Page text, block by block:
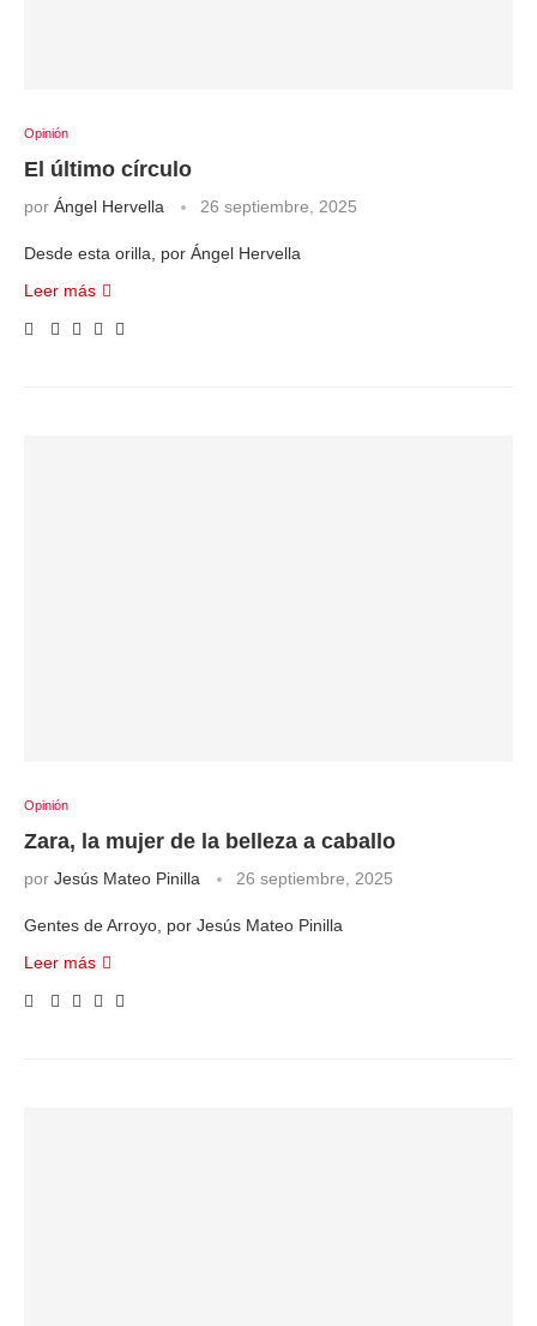
Opinión
El último círculo
por Ángel Hervella 26 septiembre, 2025
Desde esta orilla, por Ángel Hervella
Leer más
Opinión
Zara, la mujer de la belleza a caballo
por Jesús Mateo Pinilla 26 septiembre, 2025
Gentes de Arroyo, por Jesús Mateo Pinilla
Leer más